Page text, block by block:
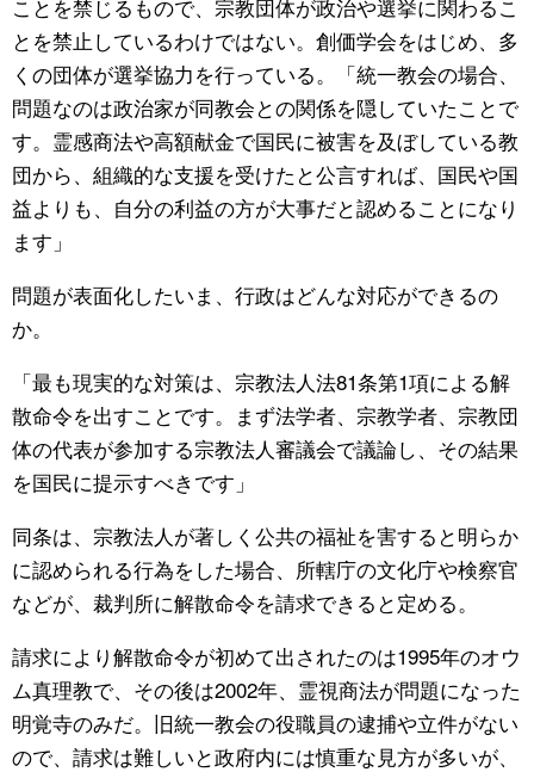
ことを禁じるもので、宗教団体が政治や選挙に関わるこ
とを禁止しているわけではない。創価学会をはじめ、多
くの団体が選挙協力を行っている。「統一教会の場合、
問題なのは政治家が同教会との関係を隠していたことで
す。霊感商法や高額献金で国民に被害を及ぼしている教
団から、組織的な支援を受けたと公言すれば、国民や国
益よりも、自分の利益の方が大事だと認めることになり
ます」
問題が表面化したいま、行政はどんな対応ができるの
か。
「最も現実的な対策は、宗教法人法81条第1項による解
散命令を出すことです。まず法学者、宗教学者、宗教団
体の代表が参加する宗教法人審議会で議論し、その結果
を国民に提示すべきです」
同条は、宗教法人が著しく公共の福祉を害すると明らか
に認められる行為をした場合、所轄庁の文化庁や検察官
などが、裁判所に解散命令を請求できると定める。
請求により解散命令が初めて出されたのは1995年のオウ
ム真理教で、その後は2002年、霊視商法が問題になった
明覚寺のみだ。旧統一教会の役職員の逮捕や立件がない
ので、請求は難しいと政府内には慎重な見方が多いが、